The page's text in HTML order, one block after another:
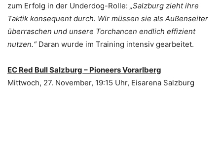
zum Erfolg in der Underdog-Rolle: „Salzburg zieht ihre
Taktik konsequent durch. Wir müssen sie als Außenseiter
überraschen und unsere Torchancen endlich effizient
nutzen.“Daran wurde im Training intensiv gearbeitet.
EC Red Bull Salzburg – Pioneers Vorarlberg
Mittwoch, 27. November, 19:15 Uhr, Eisarena Salzburg